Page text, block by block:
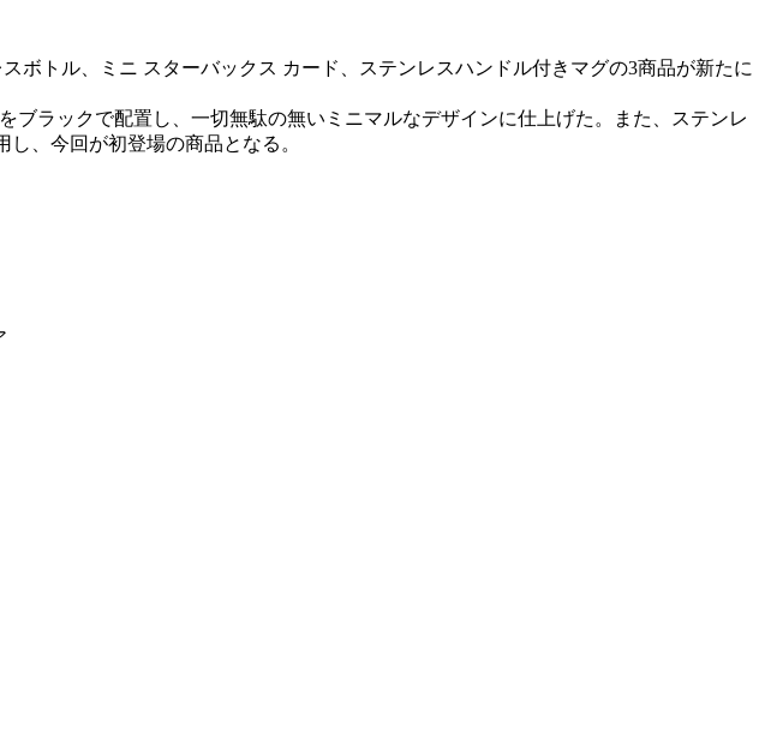
ボトル、ミニ スターバックス カード、ステンレスハンドル付きマグの3商品が新たに
ブラックで配置し、一切無駄の無いミニマルなデザインに仕上げた。また、ステンレ
、今回が初登場の商品となる。